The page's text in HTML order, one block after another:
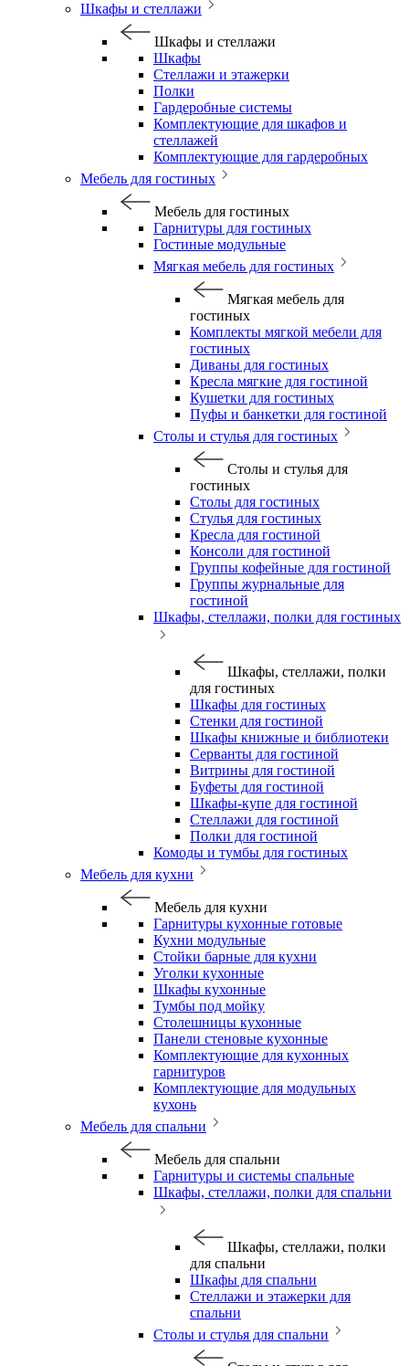
Шкафы и стеллажи
Шкафы и стеллажи
Шкафы
Стеллажи и этажерки
Полки
Гардеробные системы
Комплектующие для шкафов и
стеллажей
Комплектующие для гардеробных
Мебель для гостиных
Мебель для гостиных
Гарнитуры для гостиных
Гостиные модульные
Мягкая мебель для гостиных
Мягкая мебель для
гостиных
Комплекты мягкой мебели для
гостиных
Диваны для гостиных
Кресла мягкие для гостиной
Кушетки для гостиных
Пуфы и банкетки для гостиной
Столы и стулья для гостиных
Столы и стулья для
гостиных
Столы для гостиных
Стулья для гостиных
Кресла для гостиной
Консоли для гостиной
Группы кофейные для гостиной
Группы журнальные для
гостиной
Шкафы, стеллажи, полки для гостиных
Шкафы, стеллажи, полки
для гостиных
Шкафы для гостиных
Стенки для гостиной
Шкафы книжные и библиотеки
Серванты для гостиной
Витрины для гостиной
Буфеты для гостиной
Шкафы-купе для гостиной
Стеллажи для гостиной
Полки для гостиной
Комоды и тумбы для гостиных
Мебель для кухни
Мебель для кухни
Гарнитуры кухонные готовые
Кухни модульные
Стойки барные для кухни
Уголки кухонные
Шкафы кухонные
Тумбы под мойку
Столешницы кухонные
Панели стеновые кухонные
Комплектующие для кухонных
гарнитуров
Комплектующие для модульных
кухонь
Мебель для спальни
Мебель для спальни
Гарнитуры и системы спальные
Шкафы, стеллажи, полки для спальни
Шкафы, стеллажи, полки
для спальни
Шкафы для спальни
Стеллажи и этажерки для
спальни
Столы и стулья для спальни